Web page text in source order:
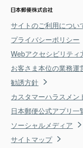
サイトのご利用につい
プライバシーポリシー
Webアクセシビリティ
お客さま本位の業務運
勧誘方針
カスタマーハラスメン
日本郵便公式アプリ一
ソーシャルメディア
サイトマップ